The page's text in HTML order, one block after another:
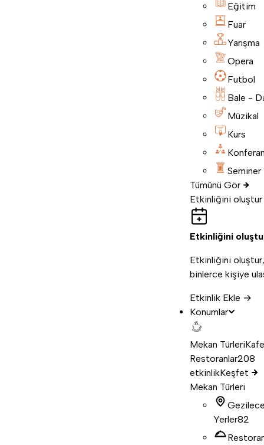
Eğitim
Fuar
Yarışma
Opera
Futbol
Bale -
Müzikal
Kurs
Seminer
Tümünü Gör
Etkinliğini oluştur
Etkinliğini
Etkinliğini oluştur,
binlerce kişiye
Etkinlik Ekle →
Konumlar
Mekan Türleri
Restoranlar208
etkinlikKeşfet
Mekan Türleri
Yerler82